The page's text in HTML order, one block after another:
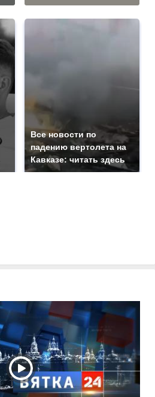
Все новости по
падению вертолета на
Кавказе: читать здесь